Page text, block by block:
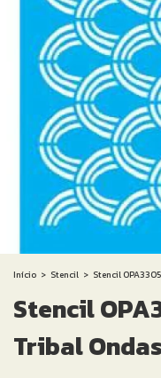
Início > Stencil > Stencil
Stencil
Tribal